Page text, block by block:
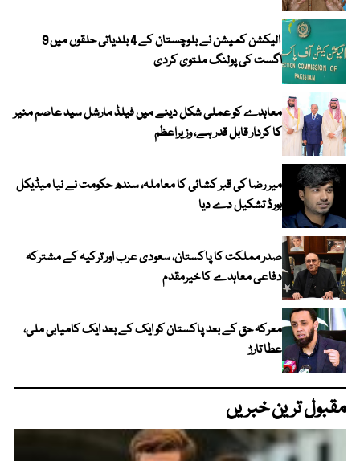
الیکشن کمیشن نے بلوچستان کے 4 بلدیاتی حلقوں میں 9
اگست کی پولنگ ملتوی کردی
معاہدے کو عملی شکل دینے میں فیلڈ مارشل سید عاصم منیر
کا کردار قابل قدر ہے، وزیراعظم
میر رضا کی قبر کشائی کا معاملہ، سندھ حکومت نے نیا میڈیکل
بورڈ تشکیل دے دیا
صدر مملکت کا پاکستان، سعودی عرب اور ترکیہ کے مشترکہ
دفاعی معاہدے کا خیرمقدم
معرکہ حق کے بعد پاکستان کو ایک کے بعد ایک کامیابی ملی،
عطا تارڑ
مقبول ترین خبریں